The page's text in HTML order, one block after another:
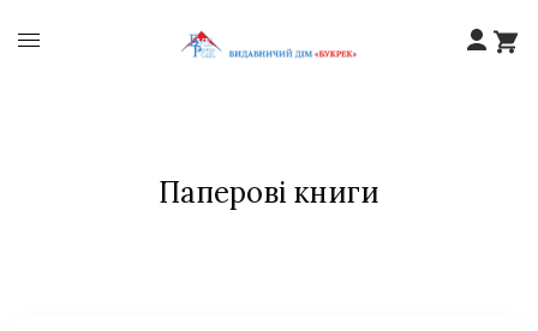
Паперові книги